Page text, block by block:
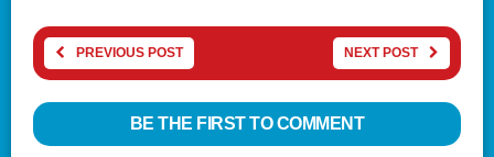
PREVIOUS POST NEXT POST
BE THE FIRST TO COMMENT